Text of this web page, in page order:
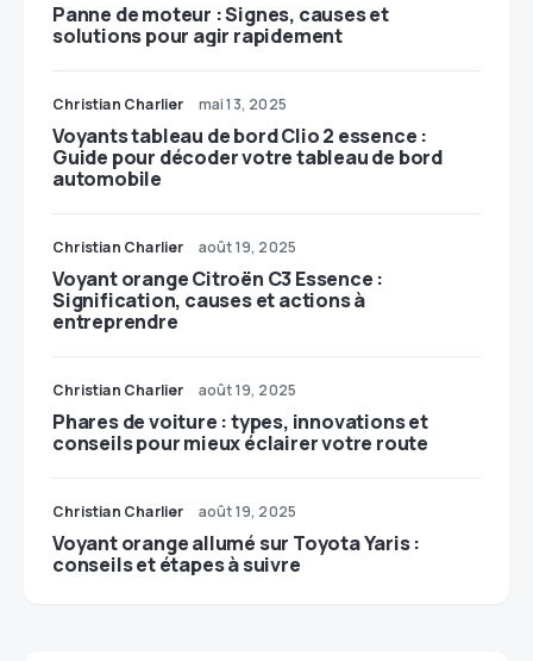
Panne de moteur : Signes, causes et
solutions pour agir rapidement
Christian Charlier mai 13, 2025
Voyants tableau de bord Clio 2 essence :
Guide pour décoder votre tableau de bord
automobile
Christian Charlier août 19, 2025
Voyant orange Citroën C3 Essence :
Signification, causes et actions à
entreprendre
Christian Charlier août 19, 2025
Phares de voiture : types, innovations et
conseils pour mieux éclairer votre route
Christian Charlier août 19, 2025
Voyant orange allumé sur Toyota Yaris :
conseils et étapes à suivre